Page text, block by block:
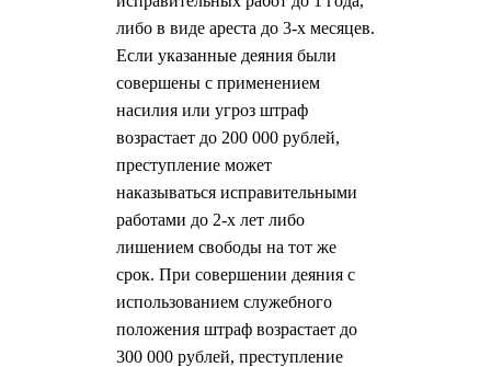
либо в виде ареста до 3-х месяцев.
Если указанные деяния были
совершены с применением
насилия или угроз штраф
возрастает до 200 000 рублей,
преступление может
наказываться исправительными
работами до 2-х лет либо
лишением свободы на тот же
срок. При совершении деяния с
использованием служебного
положения штраф возрастает до
300 000 рублей, преступление